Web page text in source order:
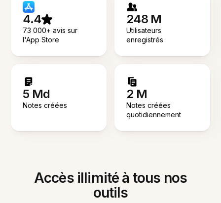
4.4
73 000+ avis sur
l'App Store
248 M
Utilisateurs
enregistrés
5 Md
Notes créées
2 M
Notes créées
quotidiennement
Accès illimité à tous nos
outils